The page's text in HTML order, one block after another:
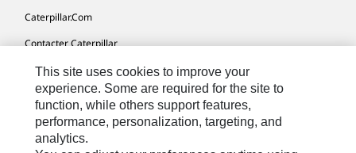
Caterpillar.com
Contacter Caterpillar
Mes Préférences Marketing
Plan Du Site
Cookie Settings
Légales
This site uses cookies to improve your
experience. Some are required for the site to
function, while others support features,
performance, personalization, targeting, and
analytics.